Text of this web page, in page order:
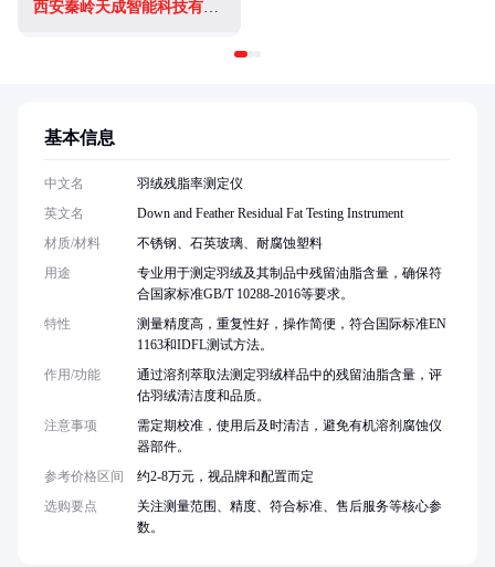
基本信息
中文名
羽绒残脂率测定仪
英文名
Down and Feather Residual Fat Testing Instrument
材质/材料
不锈钢、石英玻璃、耐腐蚀塑料
用途
专业用于测定羽绒及其制品中残留油脂含量，确保符
合国家标准GB/T 10288-2016等要求。
特性
测量精度高，重复性好，操作简便，符合国际标准EN
1163和IDFL测试方法。
作用/功能
通过溶剂萃取法测定羽绒样品中的残留油脂含量，评
估羽绒清洁度和品质。
注意事项
需定期校准，使用后及时清洁，避免有机溶剂腐蚀仪
器部件。
参考价格区间
约2-8万元，视品牌和配置而定
选购要点
关注测量范围、精度、符合标准、售后服务等核心参
数。